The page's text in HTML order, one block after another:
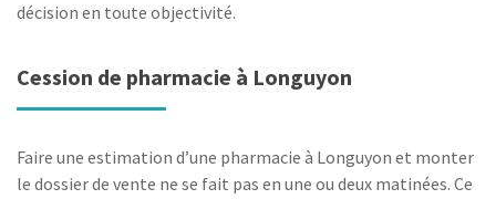
décision en toute objectivité.
Cession de pharmacie à Longuyon
Faire une estimation d’une pharmacie à Longuyon et monter
le dossier de vente ne se fait pas en une ou deux matinées. Ce